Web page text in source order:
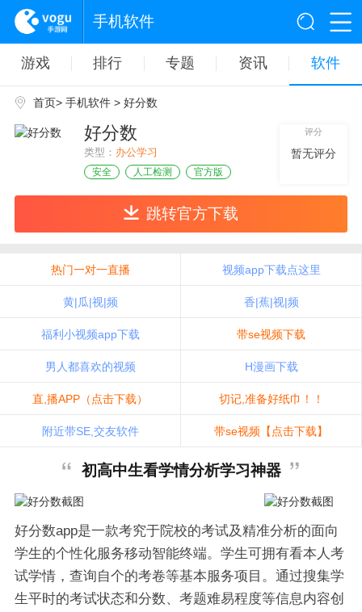
手机软件
游戏 排行 专题 资讯 软件
首页> 手机软件> 好分数
好分数
类型： 办公学习
安全 人工检测 官方版
评分
暂无评分
跳转官方下载
热门一对一直播 视频app下载点这里
黄|瓜|视|频 香|蕉|视|频
福利小视频app下载 带se视频下载
男人都喜欢的视频 H漫画下载
直,播APP（点击下载） 切记,准备好纸巾！！
附近带SE,交友软件 带se视频【点击下载】
初高中生看学情分析学习神器
好分数app是一款考究于院校的考试及精准分析的面向
学生的个性化服务移动智能终端。学生可拥有看本人考
试学情，查询自个的考卷等基本服务项目。通过搜集学
生平时的考试状态和分数、考题难易程度等信息内容创